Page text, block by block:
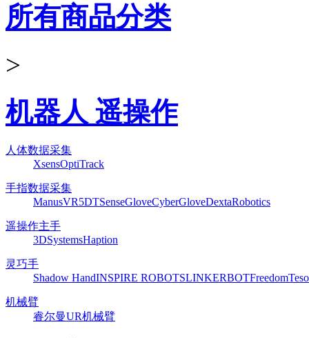
所有商品分类
>
机器人 遥操作
人体数据采集
XsensOptiTrack
手指数据采集
ManusVR5DTSenseGloveCyberGloveDextaRobotics
遥操作主手
3DSystemsHaption
灵巧手
Shadow HandINSPIRE ROBOTSLINKERBOTFreedom
机械臂
睿尔曼UR机械臂